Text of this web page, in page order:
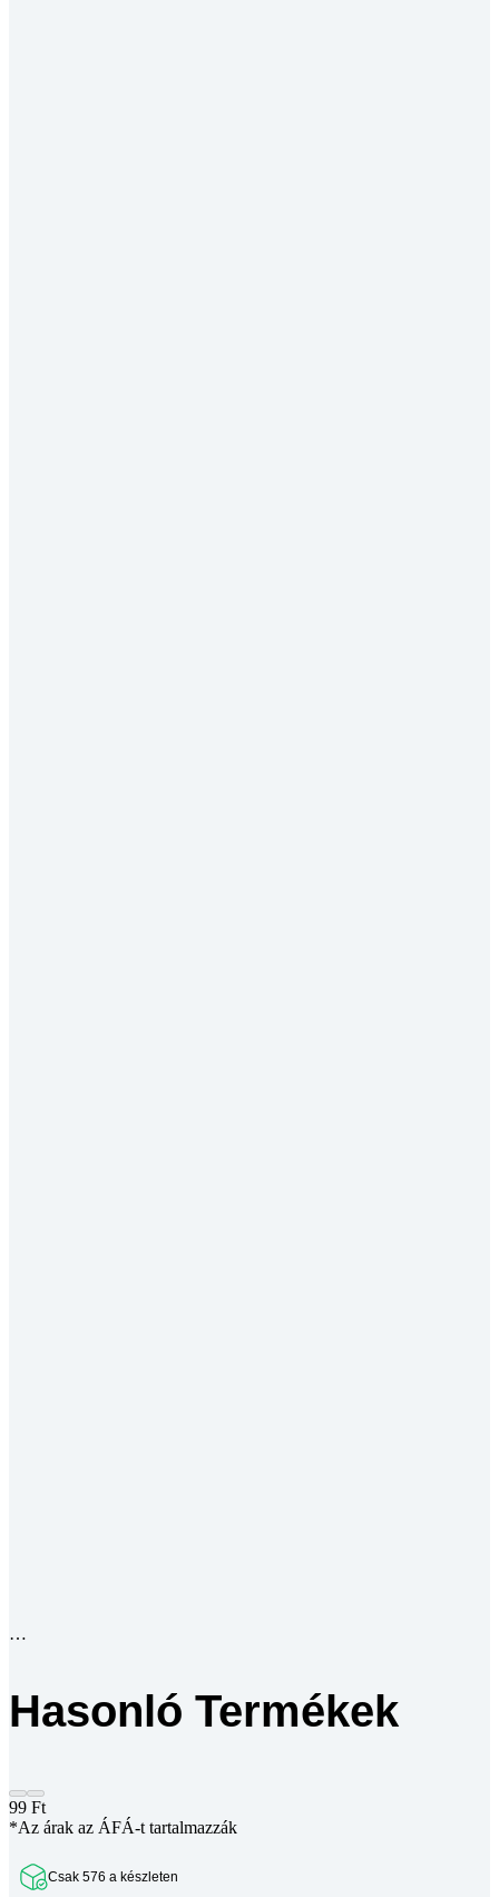
Hasonló Termékek
99Ft
*Az árak az ÁFÁ-t tartalmazzák